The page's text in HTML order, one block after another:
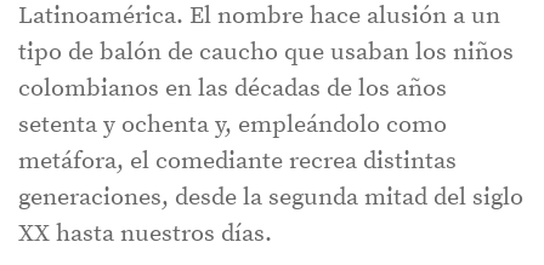
Latinoamérica. El nombre hace alusión a un
tipo de balón de caucho que usaban los niños
colombianos en las décadas de los años
setenta y ochenta y, empleándolo como
metáfora, el comediante recrea distintas
generaciones, desde la segunda mitad del siglo
XX hasta nuestros días.